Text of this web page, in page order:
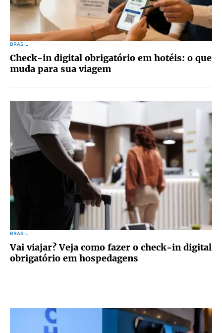
BRASIL
Check-in digital obrigatório em hotéis: o que
muda para sua viagem
BRASIL
Vai viajar? Veja como fazer o check-in digital
obrigatório em hospedagens